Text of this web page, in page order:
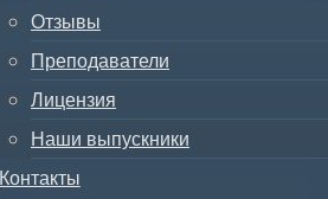
Отзывы
Преподаватели
Лицензия
Наши выпускники
Контакты